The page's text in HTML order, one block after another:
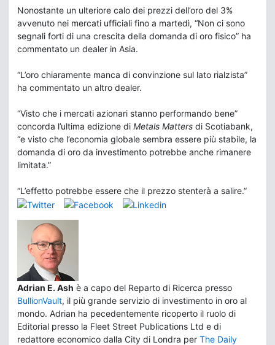
Nonostante un ulteriore calo dei prezzi dell’oro del 3%
avvenuto nei mercati ufficiali fino a martedì, “Non ci sono
segnali forti di una crescita della domanda di oro fisico” ha
commentato un dealer in Asia.
“L’oro chiaramente manca di convinzione sul lato rialzista”
ha commentato un altro dealer.
“Visto che i mercati azionari stanno performando bene”
concorda l’ultima edizione di Metals Matters di Scotiabank,
“e visto che l’economia globale sembra essere più stabile, la
domanda di oro da investimento potrebbe anche rimanere
limitata.”
“L’effetto potrebbe essere che il prezzo stenterà a salire.”
Adrian E. Ash è a capo del Reparto di Ricerca presso
BullionVault, il più grande servizio di investimento in oro al
mondo. Adrian ha pecedentemente ricoperto il ruolo di
Editorial presso la Fleet Street Publications Ltd e di
redattore economico dalla City di Londra per The Daily